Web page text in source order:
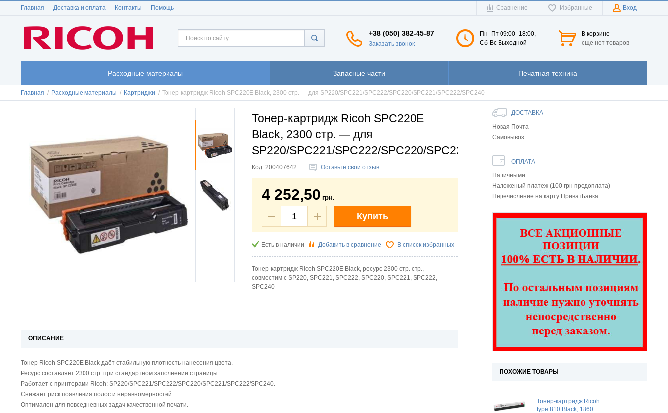
Главная Доставка и оплата Контакты Помощь Сравнение Избранные Вход
+38 (050) 382-45-87
Заказать звонок
Пн–Пт 09:00–18:00,
Сб-Вс Выходной
В корзине
еще нет товаров
Расходные материалы Запасные части Печатная техника
Главная / Расходные материалы / Картриджи / Тонер-картридж Ricoh SPC220E Black, 2300 стр. — для SP220/SPC221/SPC222/SPC220/SPC221/SPC222/SPC240
ДОСТАВКА
Новая Почта
Самовывоз
ОПЛАТА
Наличными
Наложеный платеж (100 грн предоплата)
Перечисление на карту ПриватБанка
ПОХОЖИЕ ТОВАРЫ
Тонер-картридж Ricoh
type 810 Black, 1860
Тонер-картридж Ricoh SPC220E
Black, 2300 стр. — для
SP220/SPC221/SPC222/SPC220/SPC221/SPC222/SPC240
Код: 200407642 Оставьте свой отзыв
4 252,50 грн.
Купить
Есть в наличии Добавить в сравнение В список избранных
Тонер-картридж Ricoh SPC220E Black, ресурс 2300 стр. стр.,
совместим с SP220, SPC221, SPC222, SPC220, SPC221, SPC222,
SPC240
: :
ОПИСАНИЕ
Тонер Ricoh SPC220E Black даёт стабильную плотность нанесения цвета.
Ресурс составляет 2300 стр. при стандартном заполнении страницы.
Работает с принтерами Ricoh: SP220/SPC221/SPC222/SPC220/SPC221/SPC222/SPC240.
Снижает риск появления полос и неравномерностей.
Оптимален для повседневных задач качественной печати.